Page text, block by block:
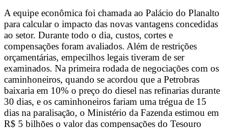
A equipe econômica foi chamada ao Palácio do Planalto
para calcular o impacto das novas vantagens concedidas
ao setor. Durante todo o dia, custos, cortes e
compensações foram avaliados. Além de restrições
orçamentárias, empecilhos legais tiveram de ser
examinados. Na primeira rodada de negociações com os
caminhoneiros, quando se acordou que a Petrobras
baixaria em 10% o preço do diesel nas refinarias durante
30 dias, e os caminhoneiros fariam uma trégua de 15
dias na paralisação, o Ministério da Fazenda estimou em
R$ 5 bilhões o valor das compensações do Tesouro